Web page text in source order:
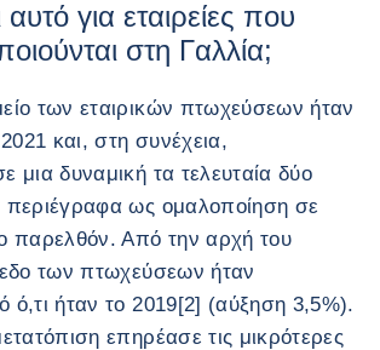
αυτό για εταιρείες που
στη Γαλλία;
των εταιρικών πτωχεύσεων ήταν
και, στη συνέχεια,
μια δυναμική τα τελευταία δύο
περιέγραφα ως ομαλοποίηση σε
παρελθόν. Από την αρχή του
των πτωχεύσεων ήταν
ό,τι ήταν το 2019[2] (αύξηση 3,5%).
επηρέασε τις μικρότερες